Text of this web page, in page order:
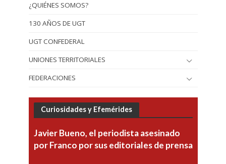
¿QUIÉNES SOMOS?
130 AÑOS DE UGT
UGT CONFEDERAL
UNIONES TERRITORIALES
FEDERACIONES
Curiosidades y Efemérides
Javier Bueno, el periodista asesinado
por Franco por sus editoriales de prensa